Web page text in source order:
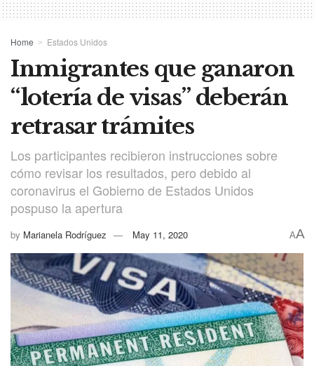
Home Estados Unidos
Inmigrantes que ganaron
“lotería de visas” deberán
retrasar trámites
Los participantes recibieron instrucciones sobre
cómo revisar los resultados, pero debido al
coronavirus el Gobierno de Estados Unidos
pospuso la apertura
by Marianela Rodríguez May 11, 2020 AA